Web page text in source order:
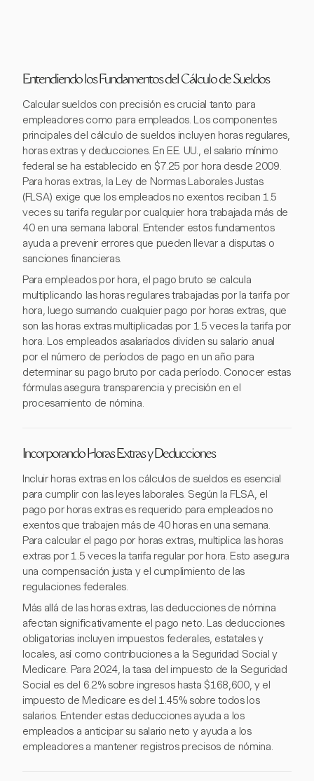
Entendiendo los Fundamentos del Cálculo de Sueldos
Calcular sueldos con precisión es crucial tanto para
empleadores como para empleados. Los componentes
principales del cálculo de sueldos incluyen horas regulares,
horas extras y deducciones. En EE. UU., el salario mínimo
federal se ha establecido en $7.25 por hora desde 2009.
Para horas extras, la Ley de Normas Laborales Justas
(FLSA) exige que los empleados no exentos reciban 1.5
veces su tarifa regular por cualquier hora trabajada más de
40 en una semana laboral. Entender estos fundamentos
ayuda a prevenir errores que pueden llevar a disputas o
sanciones financieras.
Para empleados por hora, el pago bruto se calcula
multiplicando las horas regulares trabajadas por la tarifa por
hora, luego sumando cualquier pago por horas extras, que
son las horas extras multiplicadas por 1.5 veces la tarifa por
hora. Los empleados asalariados dividen su salario anual
por el número de períodos de pago en un año para
determinar su pago bruto por cada período. Conocer estas
fórmulas asegura transparencia y precisión en el
procesamiento de nómina.
Incorporando Horas Extras y Deducciones
Incluir horas extras en los cálculos de sueldos es esencial
para cumplir con las leyes laborales. Según la FLSA, el
pago por horas extras es requerido para empleados no
exentos que trabajen más de 40 horas en una semana.
Para calcular el pago por horas extras, multiplica las horas
extras por 1.5 veces la tarifa regular por hora. Esto asegura
una compensación justa y el cumplimiento de las
regulaciones federales.
Más allá de las horas extras, las deducciones de nómina
afectan significativamente el pago neto. Las deducciones
obligatorias incluyen impuestos federales, estatales y
locales, así como contribuciones a la Seguridad Social y
Medicare. Para 2024, la tasa del impuesto de la Seguridad
Social es del 6.2% sobre ingresos hasta $168,600, y el
impuesto de Medicare es del 1.45% sobre todos los
salarios. Entender estas deducciones ayuda a los
empleados a anticipar su salario neto y ayuda a los
empleadores a mantener registros precisos de nómina.